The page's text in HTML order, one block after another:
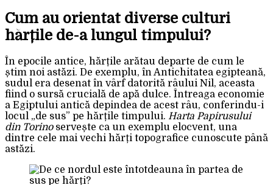
Cum au orientat diverse culturi
hărțile de-a lungul timpului?
În epocile antice, hărțile arătau departe de cum le
știm noi astăzi. De exemplu, în Antichitatea egipteană,
sudul era desenat în vârf datorită râului Nil, aceasta
fiind o sursă crucială de apă dulce. Întreaga economie
a Egiptului antică depindea de acest râu, conferindu-i
locul „de sus” pe hărțile timpului. Harta Papirusului
din Torinoservește ca un exemplu elocvent, una
dintre cele mai vechi hărți topografice cunoscute până
astăzi.